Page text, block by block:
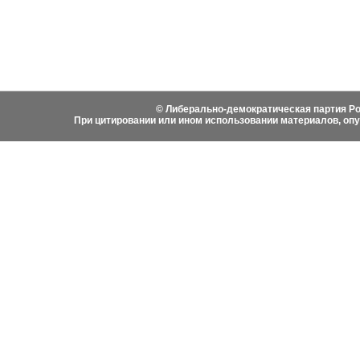
© Либерально-демократическая партия
При цитировании или ином использовании материалов,